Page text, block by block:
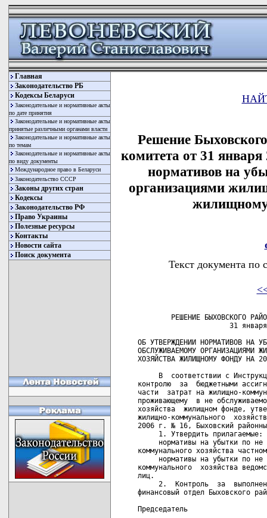
Главная
Законодательство РБ
Кодексы Беларуси
Законодательные и нормативные акты
по дате принятия
Законодательные и нормативные акты
принятые различными органами власти
Законодательные и нормативные акты
по темам
Законодательные и нормативные акты
по виду документы
Международное право в Беларуси
Законодательство СССР
Законы других стран
Кодексы
Законодательство РФ
Право Украины
Полезные ресурсы
Контакты
Новости сайта
Поиск документа
Решение
комитета от 31
нормативов на
организациями
жилищному
Текст документа по
РЕШЕНИЕ БЫХОВСКОГО
31
ОБ УТВЕРЖДЕНИИ НОРМАТИВОВ НА
ОБСЛУЖИВАЕМОМУ ОРГАНИЗАЦИЯМИ
ХОЗЯЙСТВА ЖИЛИЩНОМУ ФОНДУ НА
В  соответствии с
контролю  за  бюджетными
части  затрат на жилищно-
проживающему  в не
хозяйства  жилищном фонде,
жилищно-коммунального
2006 г. № 16, Быховский
     1. Утвердить прилагаемые:
нормативы на убытки по
коммунального хозяйства
нормативы на убытки по
коммунального  хозяйства
лиц.
2.  Контроль  за
финансовый отдел Быховского
Председатель